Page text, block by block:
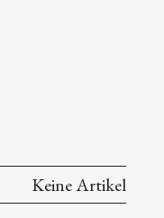
Keine Artikel